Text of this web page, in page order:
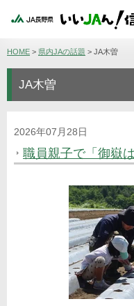
HOME > 県内JAの話題 > JA木曽
JA木曽
2026年07月28日
職員親子で「御嶽